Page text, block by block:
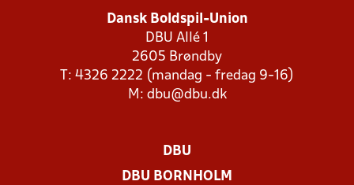
Dansk Boldspil-Union
DBU Allé 1
2605 Brøndby
T: 4326 2222 (mandag - fredag 9-16)
M: dbu@dbu.dk
DBU
DBU BORNHOLM